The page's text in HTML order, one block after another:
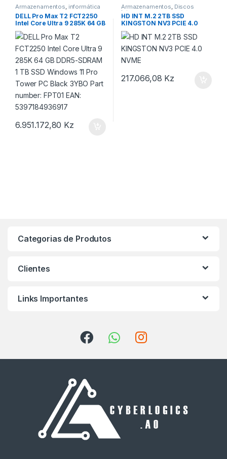
Armazenamentos, informática
DELL Pro Max T2 FCT2250
Intel Core Ultra 9 285K 64 GB
DDR5-SDRAM 1 TB SSD
Windows 11 Pro Tower PC
Black 3YBO Part number:
FPT01 EAN: 5397184936917
6.951.172,80 Kz
Armazenamentos, Discos
Internos
HD INT M.2 2TB SSD
KINGSTON NV3 PCIE 4.0
NVME
217.066,08 Kz
Categorias de Produtos
Clientes
Links Importantes